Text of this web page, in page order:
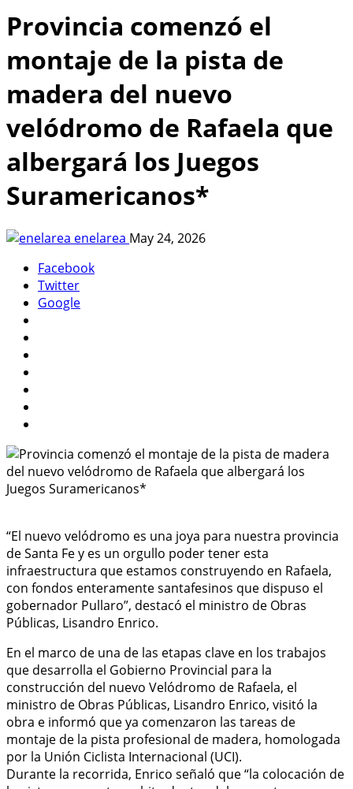
Provincia comenzó el
montaje de la pista de
madera del nuevo
velódromo de Rafaela que
albergará los Juegos
Suramericanos*
enelarea May 24, 2026
Facebook
Twitter
Google
“El nuevo velódromo es una joya para nuestra provincia
de Santa Fe y es un orgullo poder tener esta
infraestructura que estamos construyendo en Rafaela,
con fondos enteramente santafesinos que dispuso el
gobernador Pullaro”, destacó el ministro de Obras
Públicas, Lisandro Enrico.
En el marco de una de las etapas clave en los trabajos
que desarrolla el Gobierno Provincial para la
construcción del nuevo Velódromo de Rafaela, el
ministro de Obras Públicas, Lisandro Enrico, visitó la
obra e informó que ya comenzaron las tareas de
montaje de la pista profesional de madera, homologada
por la Unión Ciclista Internacional (UCI).
Durante la recorrida, Enrico señaló que “la colocación de